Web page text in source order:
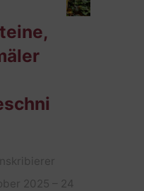
2025 – 24